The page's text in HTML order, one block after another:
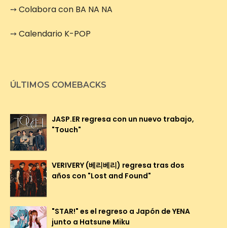
➙Colabora con BA NA NA
➙Calendario K-POP
ÚLTIMOS COMEBACKS
JASP.ER regresa con un nuevo trabajo,
"Touch"
VERIVERY (베리베리) regresa tras dos
años con "Lost and Found"
"STAR!" es el regreso a Japón de YENA
junto a Hatsune Miku